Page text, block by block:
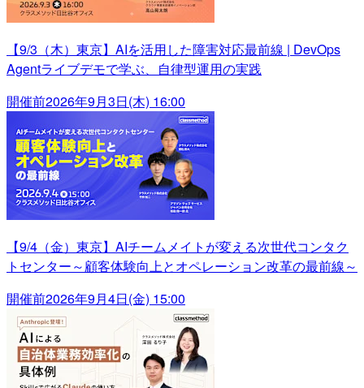
【9/3（木）東京】AIを活用した障害対応最前線 | DevOps
Agentライブデモで学ぶ、自律型運用の実践
開催前2026年9月3日(木) 16:00
【9/4（金）東京】AIチームメイトが変える次世代コンタク
トセンター～顧客体験向上とオペレーション改革の最前線～
開催前2026年9月4日(金) 15:00